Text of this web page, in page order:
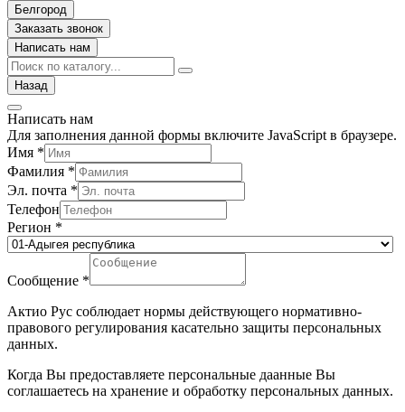
Белгород
Заказать звонок
Написать нам
Назад
Написать нам
Для заполнения данной формы включите JavaScript в браузере.
Имя *
Фамилия *
Эл. почта *
Телефон
Регион *
Сообщение *
Актио Рус соблюдает нормы действующего нормативно-
правового регулирования касательно защиты персональных
данных.
Когда Вы предоставляете персональные даанные Вы
соглашаетесь на хранение и обработку персональных данных.